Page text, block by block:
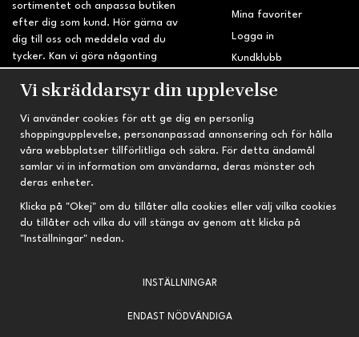
sortimentet och anpassa butiken
efter dig som kund. Hör gärna av
dig till oss och meddela vad du
tycker. Kan vi göra någonting
sidan?
Mina favoriter
Logga in
Kundklubb
INFORMATION
Om oss
Nyheter
Nyhetsbrev
Om cookies
Prenumeration
TRYGG HANDEL
Fri frakt vid köp över 695 kr
Kvalitetsprodukter till kanonpris
Vi skräddarsyr din upplevelse
Vi använder cookies för att ge dig en personlig
shoppingupplevelse, personanpassad annonsering och för hålla
våra webbplatser tillförlitliga och säkra. För detta ändamål
samlar vi in information om användarna, deras mönster och
deras enheter.
Klicka på "Okej" om du tillåter alla cookies eller välj vilka cookies
du tillåter och vilka du vill stänga av genom att klicka på
"Inställningar" nedan.
INSTÄLLNINGAR
ENDAST NÖDVÄNDIGA